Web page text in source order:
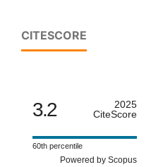
CITESCORE
3.2
2025
CiteScore
60th percentile
Powered by Scopus